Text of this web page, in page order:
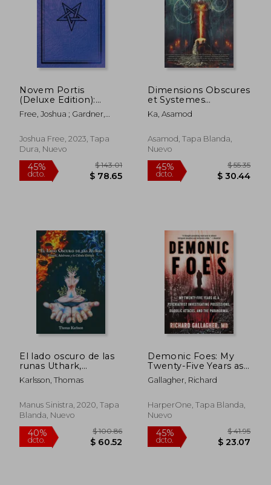
40%
dcto. $ 23.03
45%
dcto.
Novem Portis
(Deluxe Edition):
Necronomicon
Revelations, Nine
of Shadows and
Crossing to the Abyss
Free, Joshua ; Gardner,
Joshua Free, 2023, Tapa
Dura, Nuevo
Dimensions Obscures
et Systemes
Magiques (en
Francés)
Ka, Asamod
Asamod, Tapa Blanda,
Nuevo
El lado oscuro de las
runas Uthark,
adulruna, y la cábala
góthica
Karlsson, Thomas
Manus Sinistra, 2020, Tapa
Blanda, Nuevo
Demonic Foes: My
Twenty-Five Years as
a Psychiatrist
Investigating
Attacks, and the
Paranormal (en
Gallagher, Richard
HarperOne, Tapa Blanda,
Nuevo